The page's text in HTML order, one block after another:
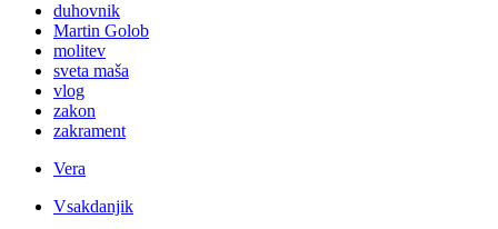
duhovnik
Martin Golob
molitev
sveta maša
vlog
zakon
zakrament
Vera
Vsakdanjik